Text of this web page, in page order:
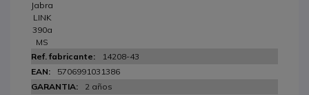
Jabra
LINK
390a
MS
14208-43
5706991031386
2 años